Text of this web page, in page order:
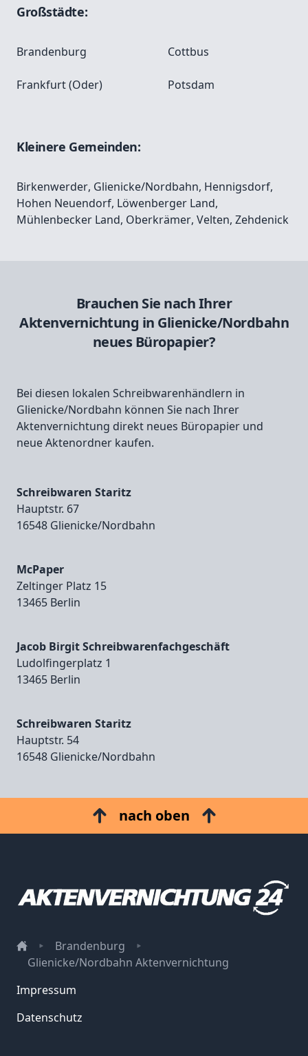
Großstädte:
Brandenburg Cottbus
Frankfurt (Oder) Potsdam
Kleinere Gemeinden:
Birkenwerder, Glienicke/Nordbahn, Hennigsdorf,
Hohen Neuendorf, Löwenberger Land,
Mühlenbecker Land, Oberkrämer, Velten, Zehdenick
Brauchen Sie nach Ihrer
Aktenvernichtung in Glienicke/Nordbahn
neues Büropapier?
Bei diesen lokalen Schreibwarenhändlern in
Glienicke/Nordbahn können Sie nach Ihrer
Aktenvernichtung direkt neues Büropapier und
neue Aktenordner kaufen.
Schreibwaren Staritz
Hauptstr. 67
16548 Glienicke/Nordbahn
McPaper
Zeltinger Platz 15
13465 Berlin
Jacob Birgit Schreibwarenfachgeschäft
Ludolfingerplatz 1
13465 Berlin
Schreibwaren Staritz
Hauptstr. 54
16548 Glienicke/Nordbahn
nach oben
Brandenburg
Glienicke/Nordbahn Aktenvernichtung
Impressum
Datenschutz